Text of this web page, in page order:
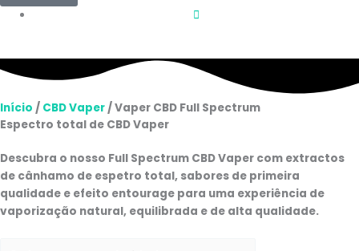
Início / CBD Vaper/ Vaper CBD Full Spectrum
Espectro total de CBD Vaper
Descubra o nosso Full Spectrum CBD Vaper com extractos
de cânhamo de espetro total, sabores de primeira
qualidade e efeito entourage para uma experiência de
vaporização natural, equilibrada e de alta qualidade.